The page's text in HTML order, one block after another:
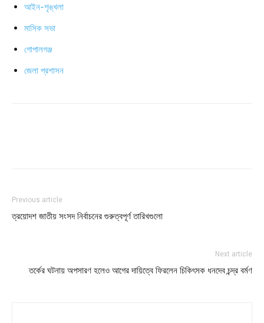
আইন-শৃঙ্খলা
মাসিক সভা
গোপালগঞ্জ
জেলা প্রশাসন
Previous article
ত্রয়োদশ জাতীয় সংসদ নির্বাচনের গুরুত্বপূর্ণ তারিখগুলো
Next article
তর্কের ঘটনায় অপসারণ হলেও আগের দায়িত্বে ফিরলেন চিকিৎসক ধনদেব চন্দ্র বর্মণ